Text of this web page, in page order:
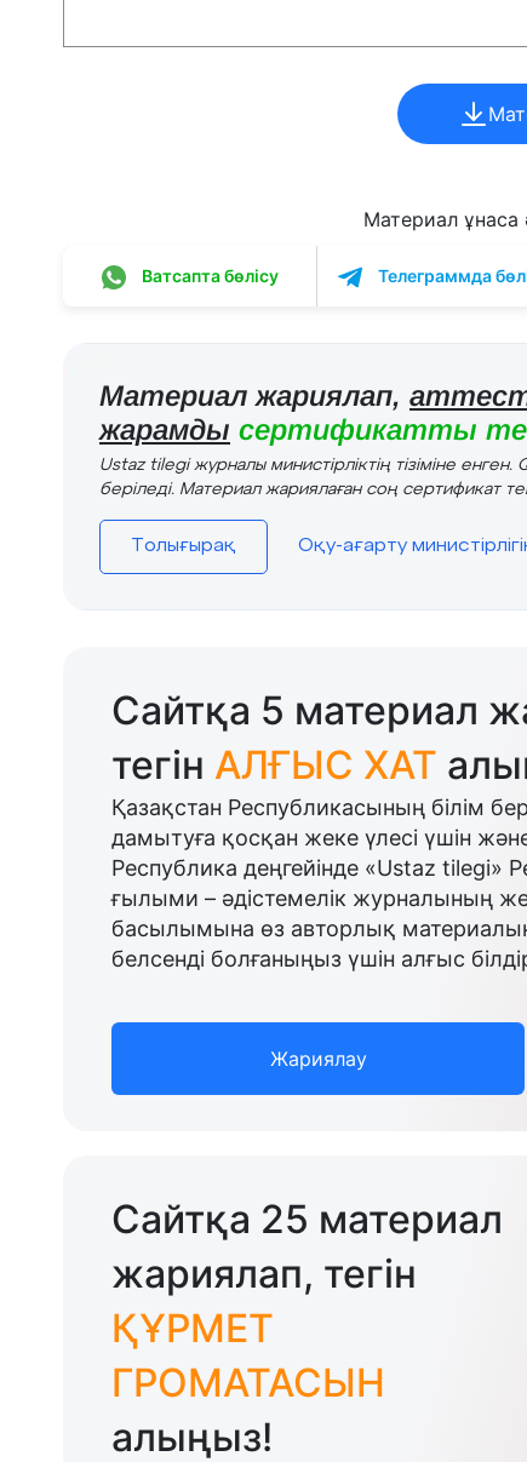
Материал ұнаса
Ватсапта бөлісу Телеграммда
Материал жариялап,
жарамды сертификатты
Ustaz tilegi журналы министірліктің тізіміне
беріледі. Материал жариялаған соң сертификат
Толығырақ Оқу-ағарту
Сайтқа 5 материал
тегін АЛҒЫС ХАТ
Қазақстан Республикасының білім
дамытуға қосқан жеке үлесі үшін
Республика деңгейінде «Ustaz tilegi»
ғылыми – әдістемелік журналының
басылымына өз авторлық
белсенді болғаныңыз үшін алғыс
Жариялау
Сайтқа 25 материал
жариялап, тегін
ҚҰРМЕТ
ГРОМАТАСЫН
алыңыз!